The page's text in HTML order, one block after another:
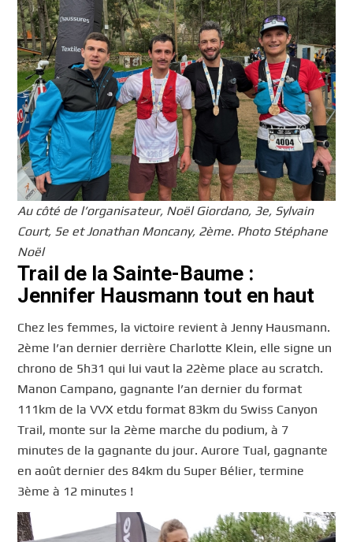
Au côté de l’organisateur, Noël Giordano, 3e, Sylvain
Court, 5e et Jonathan Moncany, 2ème. Photo Stéphane
Noël
Trail de la Sainte-Baume :
Jennifer Hausmann tout en haut
Chez les femmes, la victoire revient à Jenny Hausmann.
2ème l’an dernier derrière Charlotte Klein, elle signe un
chrono de 5h31 qui lui vaut la 22ème place au scratch.
Manon Campano, gagnante l’an dernier du format
111km de la VVX etdu format 83km du Swiss Canyon
Trail, monte sur la 2ème marche du podium, à 7
minutes de la gagnante du jour. Aurore Tual, gagnante
en août dernier des 84km du Super Bélier, termine
3ème à 12 minutes !